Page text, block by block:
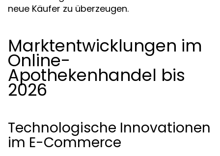
neue Käufer zu überzeugen.
Marktentwicklungen im
Online-
Apothekenhandel bis
2026
Technologische Innovationen
im E-Commerce